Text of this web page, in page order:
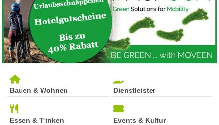
Bauen & Wohnen Dienstleister
Essen & Trinken Events & Kultur